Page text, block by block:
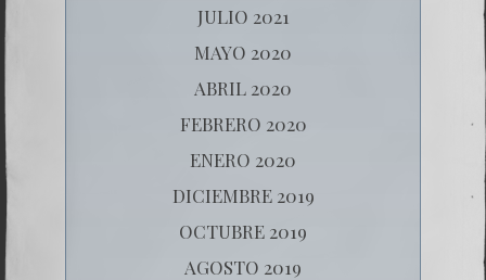
JULIO 2021
MAYO 2020
ABRIL 2020
FEBRERO 2020
ENERO 2020
DICIEMBRE 2019
OCTUBRE 2019
AGOSTO 2019